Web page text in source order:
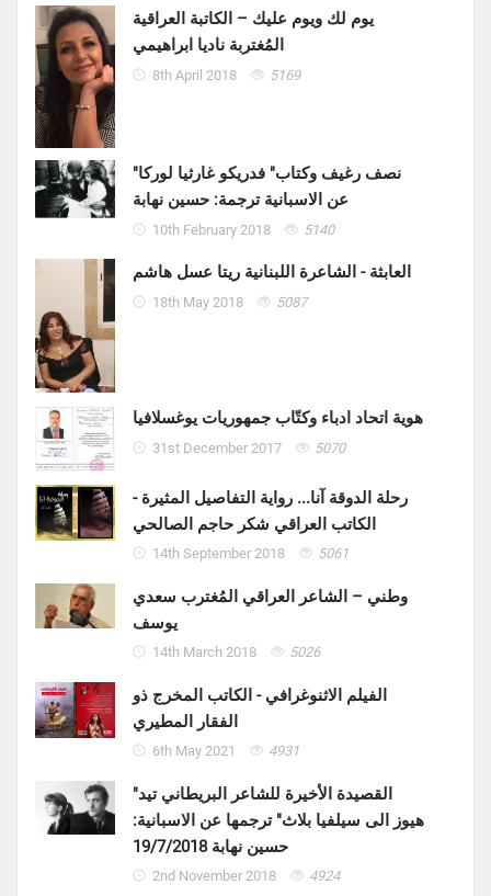
يوم لك ويوم عليك – الكاتبة العراقية
المُغتربة ناديا ابراهيمي
8th April 2018 5169
"نصف رغيف وكتاب" فدريكو غارثيا لوركا
عن الاسبانية ترجمة: حسين نهابة
10th February 2018 5140
العابثة - الشاعرة اللبنانية ريتا عسل هاشم
18th May 2018 5087
هوية اتحاد ادباء وكتّاب جمهوريات يوغسلافيا
31st December 2017 5070
رحلة الدوقة آنا... رواية التفاصيل المثيرة -
الكاتب العراقي شكر حاجم الصالحي
14th September 2018 5061
وطني – الشاعر العراقي المُغترب سعدي
يوسف
14th March 2018 5026
الفيلم الاثنوغرافي - الكاتب المخرج ذو
الفقار المطيري
6th May 2021 4931
"القصيدة الأخيرة للشاعر البريطاني تيد
هيوز الى سيلفيا بلاث" ترجمها عن الاسبانية:
حسين نهابة 19/7/2018
2nd November 2018 4924